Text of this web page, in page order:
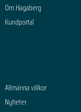
Om Hagaberg
Kundportal
Allmänna villkor
Nyheter